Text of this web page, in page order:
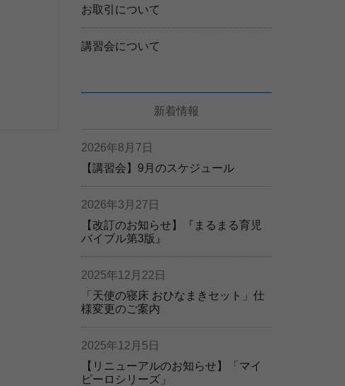
お取引について
講習会について
新着情報
2026年8月7日
【講習会】9月のスケジュール
2026年3月27日
【改訂のお知らせ】『まるまる育児
バイブル第3版』
2025年12月22日
「天使の寝床 おひなまきセット」仕
様変更のご案内
2025年12月5日
【リニューアルのお知らせ】「マイ
ピーロシリーズ」